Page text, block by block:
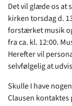
Det vil glæde os at
kirken torsdag d.
forstærket musik
fra ca. kl. 12:00.
Herefter vil
selvfølgelig at
Skulle I have
Clausen kontaktes